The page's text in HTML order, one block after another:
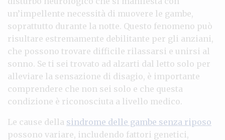
un’impellente necessità di muovere le gambe,
soprattutto durante la notte. Questo fenomeno può
risultare estremamente debilitante per gli anziani,
che possono trovare difficile rilassarsi e unirsi al
sonno. Se ti sei trovato ad alzarti dal letto solo per
alleviare la sensazione di disagio, è importante
comprendere che non sei solo e che questa
condizione è riconosciuta a livello medico.
Le cause della sindrome delle gambe senza riposo
possono variare, includendo fattori genetici,